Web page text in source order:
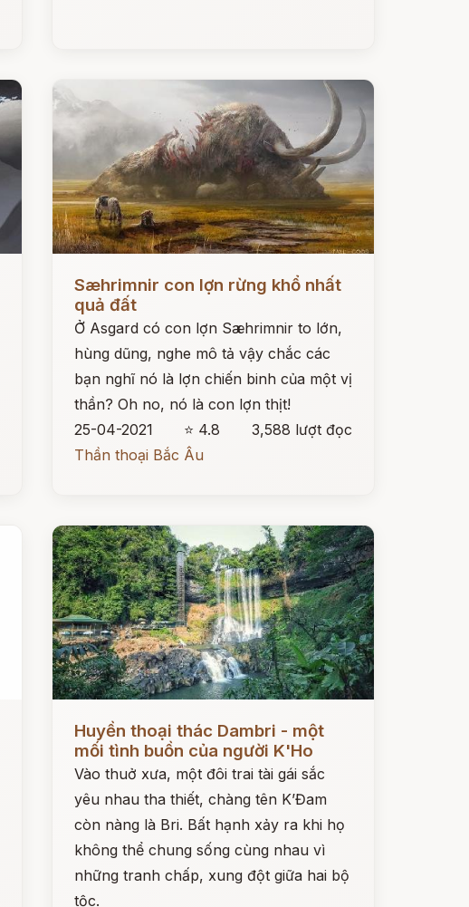
Sæhrimnir con lợn rừng khổ nhất
quả đất
Ở Asgard có con lợn Sæhrimnir to lớn,
hùng dũng, nghe mô tả vậy chắc các
bạn nghĩ nó là lợn chiến binh của một vị
thần? Oh no, nó là con lợn thịt!
25-04-2021
⭐ 4.8
3,588 lượt đọc
Thần thoại Bắc Âu
Đọc ngay
Huyền thoại thác Dambri - một
mối tình buồn của người K'Ho
Vào thuở xưa, một đôi trai tài gái sắc
yêu nhau tha thiết, chàng tên K’Đam
còn nàng là Bri. Bất hạnh xảy ra khi họ
không thể chung sống cùng nhau vì
những tranh chấp, xung đột giữa hai bộ
tộc.